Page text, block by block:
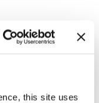
this site uses